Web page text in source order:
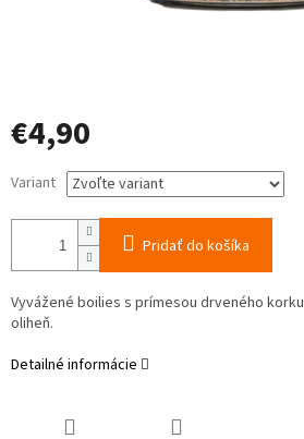
€4,90
Jednotková
cena:
Variant
Pridať do košíka
Vyvážené boilies s prímesou drveného korku
oliheň.
Detailné informácie